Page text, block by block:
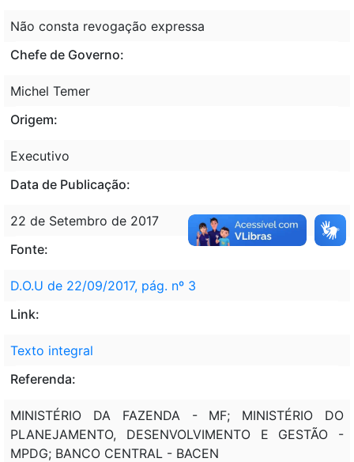
Não consta revogação expressa
Chefe de Governo:
Michel Temer
Origem:
Executivo
Data de Publicação:
22 de Setembro de 2017
Fonte:
D.O.U de 22/09/2017, pág. nº 3
Link:
Texto integral
Referenda:
MINISTÉRIO DA FAZENDA - MF; MINISTÉRIO DO
PLANEJAMENTO, DESENVOLVIMENTO E GESTÃO -
MPDG; BANCO CENTRAL - BACEN